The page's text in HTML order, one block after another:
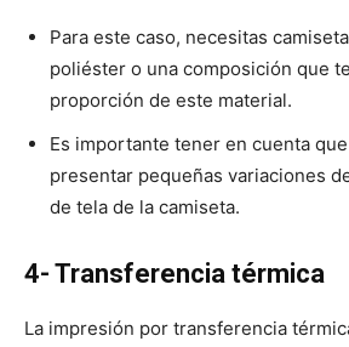
Para este caso, necesitas
poliéster o una composición que
proporción de este material.
Es importante tener en cuenta
presentar pequeñas variaciones
de tela de la camiseta.
4- Transferencia térmica
La impresión por transferencia